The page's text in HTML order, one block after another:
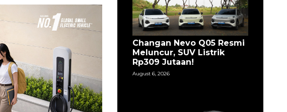
Changan Nevo Q05 Resmi
Meluncur, SUV Listrik
Rp309 Jutaan!
August 6, 2026